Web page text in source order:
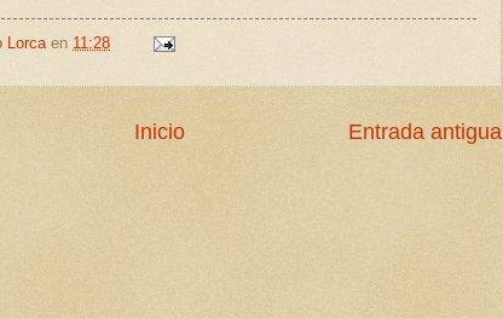
Lorca en 11:28
Entrada antigua
Inicio